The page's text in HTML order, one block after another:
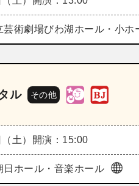
芸術劇場びわ湖ホール・小ホ
ル その他
土） 開演：15:00
日ホール・音楽ホール